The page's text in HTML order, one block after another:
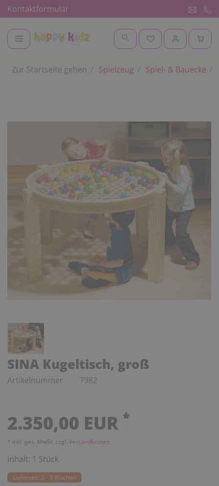
Kontaktformular
Zur Startseite gehen Spielzeug Spiel- & Bauecke
SINA Kugeltisch, groß
Artikelnummer 7982
2.350,00 EUR *
* inkl. ges. MwSt. zzgl. Versandkosten
Inhalt: 1 Stück
Lieferzeit: 2 - 3 Wochen